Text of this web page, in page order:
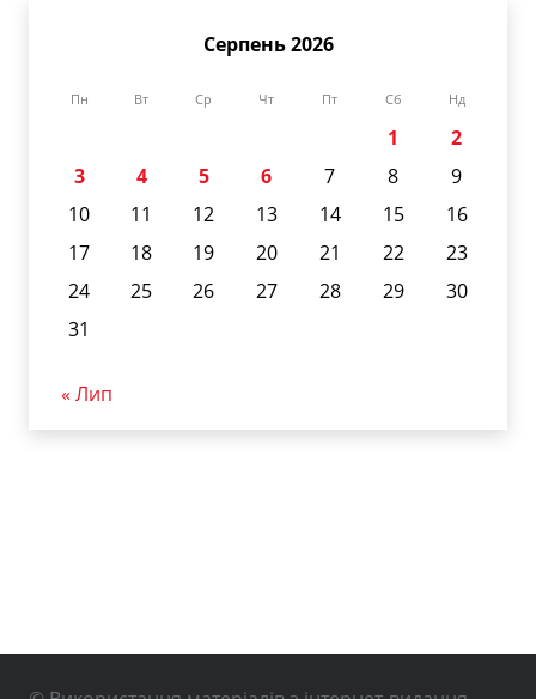
Серпень 2026
Пн Вт Ср Чт Пт Сб Нд
1
2
3
4 5 6 7 8
9
10
11 12 13 14 15
16
17
18 19 20 21 22
23
24
25 26 27 28 29
30
31
« Лип